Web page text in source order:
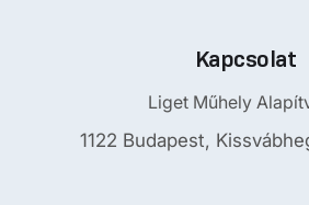
Kapcsolat
Liget Műhely
1122 Budapest,